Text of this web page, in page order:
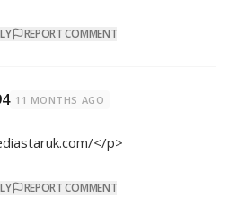
REPORT COMMENT
11 MONTHS AGO
</p>
REPORT COMMENT